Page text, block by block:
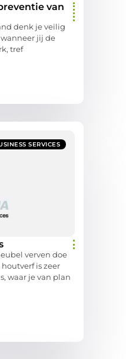
van
denk je veilig
jij de
tref
SERVICES
verven doe
is zeer
waar je van plan